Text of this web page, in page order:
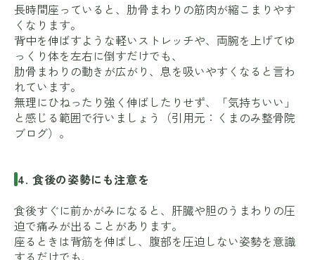
長時間座っていると、肋骨まわりの筋肉が縮こまりやす
くなります。
背中を伸ばすような軽いストレッチや、両腕を上げてゆ
っくり体を左右に倒すだけでも、
肋骨まわりの動きが広がり、息を吸いやすくなると言わ
れています。
無理にひねったり強く伸ばしたりせず、「気持ちいい」
と感じる範囲で行いましょう（引用元： くまのみ整骨院
ブログ）。
4. 食後の姿勢にも注意を
食後すぐに前かがみになると、肝臓や胆のうまわりの圧
迫で痛みが出ることがあります。
座るときは背筋を伸ばし、腹部を圧迫しない姿勢を意識
するだけでも、